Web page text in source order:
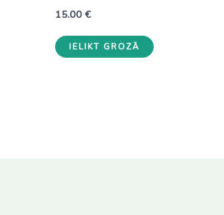
15.00€
IELIKT GROZĀ